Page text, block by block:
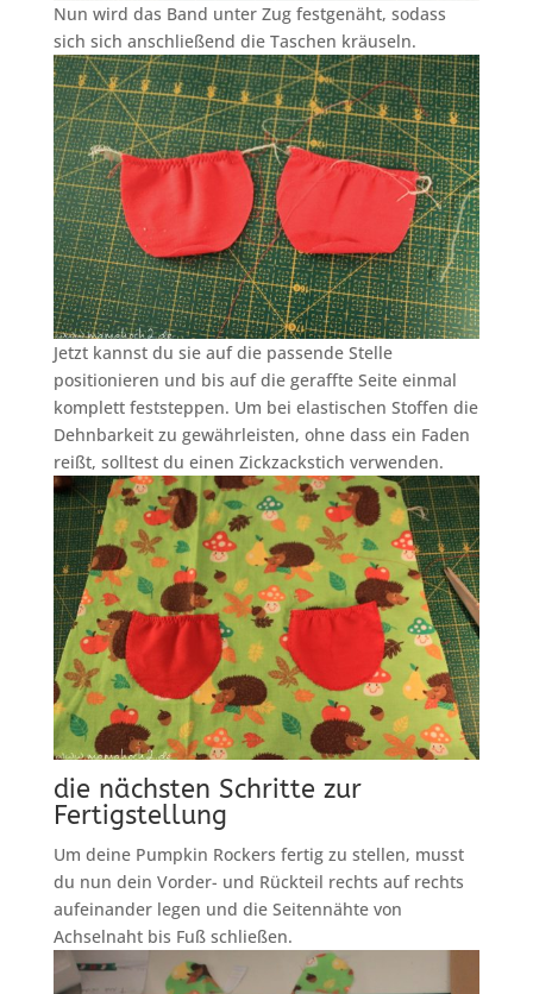
Nun wird das Band unter Zug festgenäht, sodass
sich sich anschließend die Taschen kräuseln.
Jetzt kannst du sie auf die passende Stelle
positionieren und bis auf die geraffte Seite einmal
komplett feststeppen. Um bei elastischen Stoffen die
Dehnbarkeit zu gewährleisten, ohne dass ein Faden
reißt, solltest du einen Zickzackstich verwenden.
die nächsten Schritte zur
Fertigstellung
Um deine Pumpkin Rockers fertig zu stellen, musst
du nun dein Vorder- und Rückteil rechts auf rechts
aufeinander legen und die Seitennähte von
Achselnaht bis Fuß schließen.